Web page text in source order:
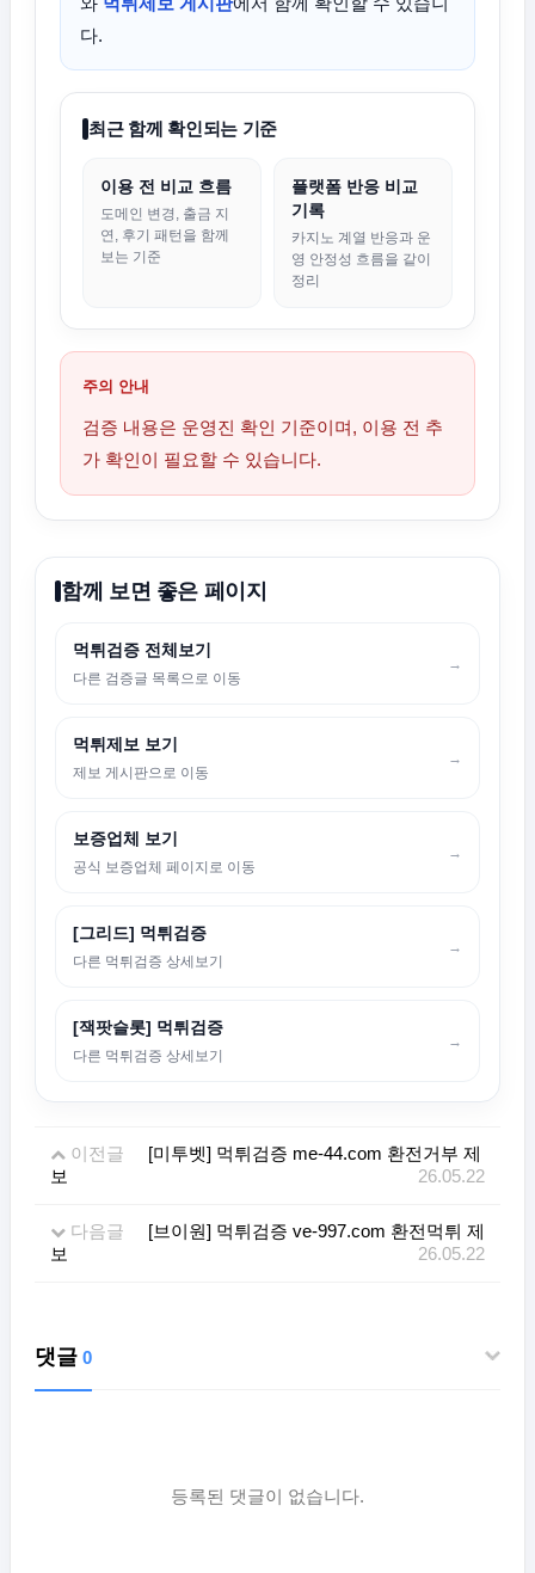
다.
최근 함께 확인되는 기준
이용 전 비교 흐름
도메인 변경, 출금 지
연, 후기 패턴을 함께
보는 기준
플랫폼 반응 비교
기록
카지노 계열 반응과 운
영 안정성 흐름을 같이
정리
주의 안내
검증 내용은 운영진 확인 기준이며, 이용 전 추
가 확인이 필요할 수 있습니다.
함께 보면 좋은 페이지
먹튀검증 전체보기
다른 검증글 목록으로 이동
→
먹튀제보 보기
제보 게시판으로 이동
→
보증업체 보기
공식 보증업체 페이지로 이동
→
[그리드] 먹튀검증
다른 먹튀검증 상세보기
→
[잭팟슬롯] 먹튀검증
다른 먹튀검증 상세보기
→
이전글
[미투벳] 먹튀검증 me-44.com 환전거부 제
보
26.05.22
다음글
[브이원] 먹튀검증 ve-997.com 환전먹튀 제
보
26.05.22
댓글 0
등록된 댓글이 없습니다.